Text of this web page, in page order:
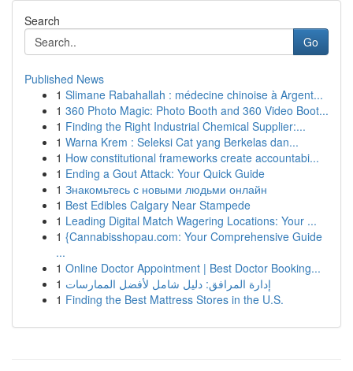
Search
Go
Published News
1 Slimane Rabahallah : médecine chinoise à Argent...
1 360 Photo Magic: Photo Booth and 360 Video Boot...
1 Finding the Right Industrial Chemical Supplier:...
1 Warna Krem : Seleksi Cat yang Berkelas dan...
1 How constitutional frameworks create accountabi...
1 Ending a Gout Attack: Your Quick Guide
1 Знакомьтесь с новыми людьми онлайн
1 Best Edibles Calgary Near Stampede
1 Leading Digital Match Wagering Locations: Your ...
1 {Cannabisshopau.com: Your Comprehensive Guide
...
1 Online Doctor Appointment | Best Doctor Booking...
1 إدارة المرافق: دليل شامل لأفضل الممارسات
1 Finding the Best Mattress Stores in the U.S.